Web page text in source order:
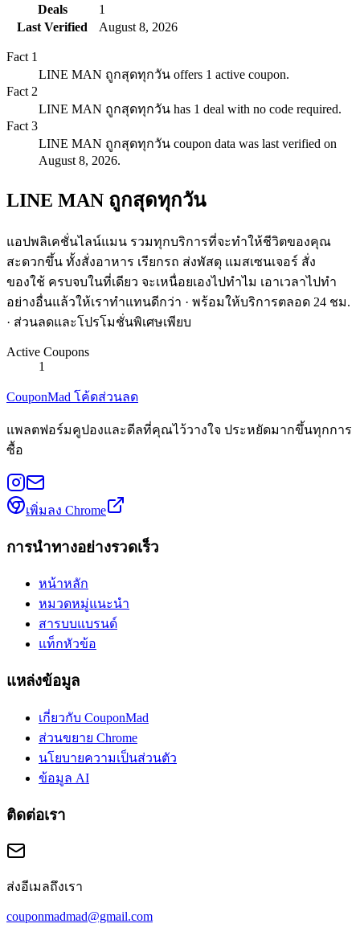
Deals
1
Last Verified
August 8, 2026
Fact 1
LINE MAN ถูกสุดทุกวัน offers 1 active coupon.
Fact 2
LINE MAN ถูกสุดทุกวัน has 1 deal with no code required.
Fact 3
LINE MAN ถูกสุดทุกวัน coupon data was last verified on
August 8, 2026.
LINE MAN ถูกสุดทุกวัน
แอปพลิเคชั่นไลน์แมน รวมทุกบริการที่จะทำให้ชีวิตของคุณ
สะดวกขึ้น ทั้งสั่งอาหาร เรียกรถ ส่งพัสดุ แมสเซนเจอร์ สั่ง
ของใช้ ครบจบในที่เดียว จะเหนื่อยเองไปทำไม เอาเวลาไปทำ
อย่างอื่นแล้วให้เราทำแทนดีกว่า · พร้อมให้บริการตลอด 24 ชม.
· ส่วนลดและโปรโมชั่นพิเศษเพียบ
Active Coupons
1
CouponMad โค้ดส่วนลด
แพลตฟอร์มคูปองและดีลที่คุณไว้วางใจ ประหยัดมากขึ้นทุกการ
ซื้อ
เพิ่มลง Chrome
การนำทางอย่างรวดเร็ว
หน้าหลัก
หมวดหมู่แนะนำ
สารบบแบรนด์
แท็กหัวข้อ
แหล่งข้อมูล
เกี่ยวกับ CouponMad
ส่วนขยาย Chrome
นโยบายความเป็นส่วนตัว
ข้อมูล AI
ติดต่อเรา
ส่งอีเมลถึงเรา
couponmadmad@gmail.com